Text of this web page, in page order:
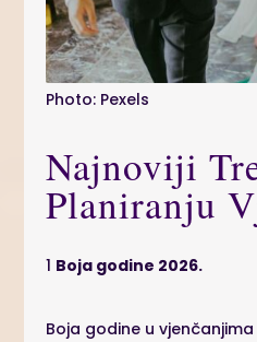
Photo: Pexels
Najnoviji
Planiranju
1 Boja godine 2026.
Boja godine u vjenčanjima